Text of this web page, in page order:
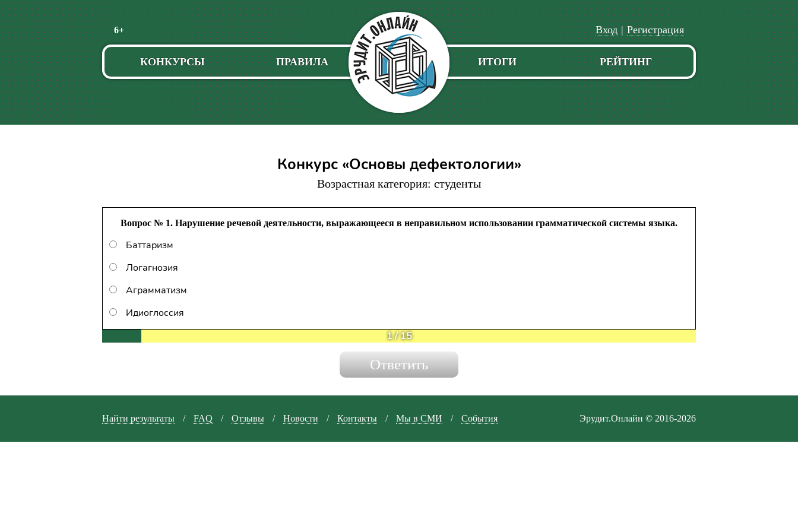
6+
Пропустить
навигацию
Регистрация
|
Вход
КОНКУРСЫ ПРАВИЛА РЕЙТИНГ
ИТОГИ
Конкурс «Основы дефектологии»
Возрастная категория: студенты
Вопрос № 1. Нарушение речевой деятельности, выражающееся в неправильном использовании грамматической системы языка.
Баттаризм
Логагнозия
Аграмматизм
Идиоглоссия
1/15
Найти результаты / FAQ / Отзывы / Новости / Контакты / Мы в СМИ / События Эрудит.Онлайн © 2016-2026